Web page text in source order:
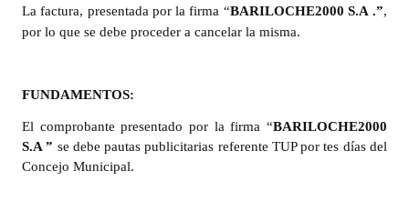
Dictámenes Asesoría Letrada
Informes de Unidad Coordinadora
Ejecución Presupuestaria
Actas de Audiencias Públicas
La factura, presentada por la firma “BARILOCHE2000 S.A .”,
por lo que se debe proceder a cancelar la misma.
FUNDAMENTOS:
El comprobante presentado por la firma “BARILOCHE2000
S.A ” se debe pautas publicitarias referente TUP por tes días del
Concejo Municipal.